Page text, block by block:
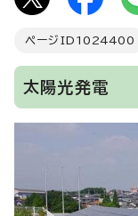
ページID 1024400
太陽光発電